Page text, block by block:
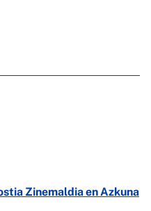
Zinemaldia en Azkuna